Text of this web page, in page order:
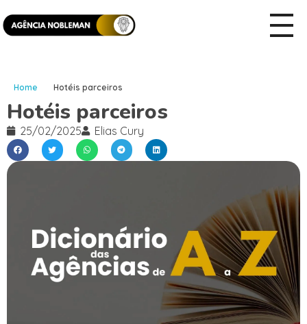
Home Hotéis parceiros
Hotéis parceiros
25/02/2025 Elias Cury